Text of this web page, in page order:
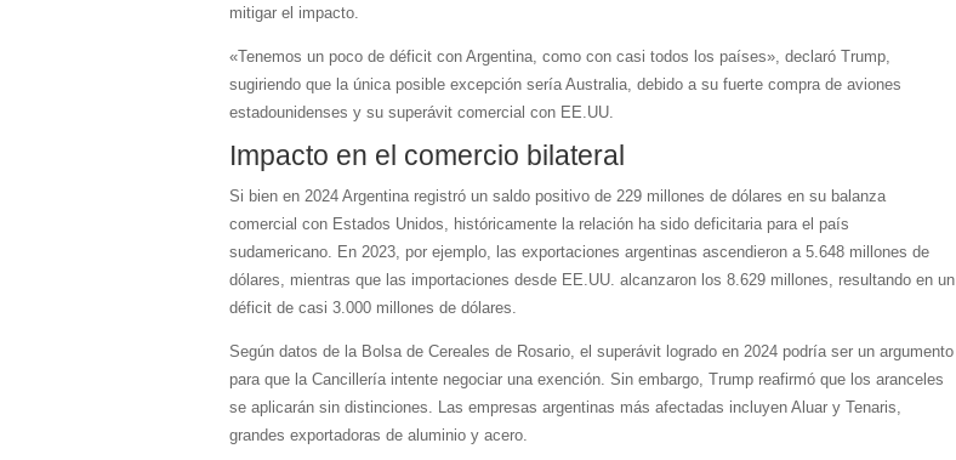
mitigar el impacto.
«Tenemos un poco de déficit con Argentina, como con casi todos los países», declaró Trump,
sugiriendo que la única posible excepción sería Australia, debido a su fuerte compra de aviones
estadounidenses y su superávit comercial con EE.UU.
Impacto en el comercio bilateral
Si bien en 2024 Argentina registró un saldo positivo de 229 millones de dólares en su balanza
comercial con Estados Unidos, históricamente la relación ha sido deficitaria para el país
sudamericano. En 2023, por ejemplo, las exportaciones argentinas ascendieron a 5.648 millones de
dólares, mientras que las importaciones desde EE.UU. alcanzaron los 8.629 millones, resultando en un
déficit de casi 3.000 millones de dólares.
Según datos de la Bolsa de Cereales de Rosario, el superávit logrado en 2024 podría ser un argumento
para que la Cancillería intente negociar una exención. Sin embargo, Trump reafirmó que los aranceles
se aplicarán sin distinciones. Las empresas argentinas más afectadas incluyen Aluar y Tenaris,
grandes exportadoras de aluminio y acero.